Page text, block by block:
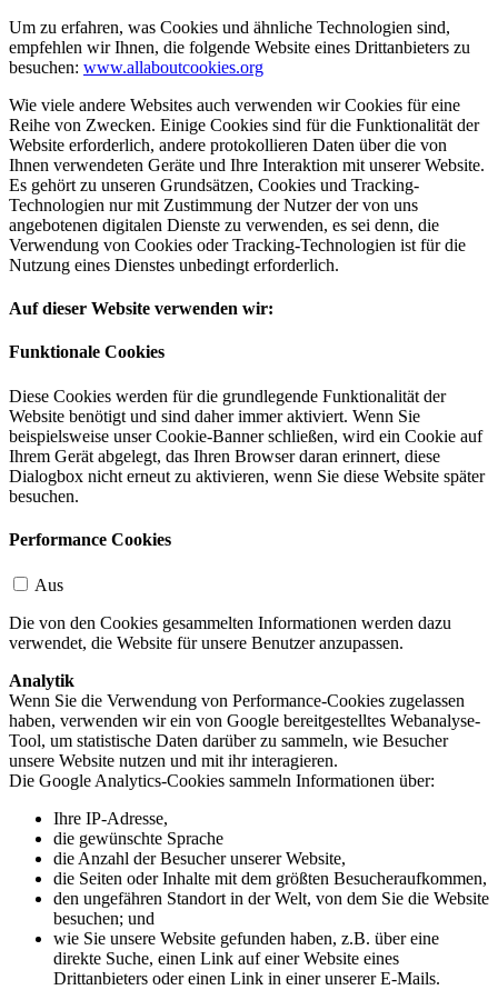
Um zu erfahren, was Cookies und ähnliche Technologien sind,
empfehlen wir Ihnen, die folgende Website eines Drittanbieters zu
besuchen: www.allaboutcookies.org
Wie viele andere Websites auch verwenden wir Cookies für eine
Reihe von Zwecken. Einige Cookies sind für die Funktionalität der
Website erforderlich, andere protokollieren Daten über die von
Ihnen verwendeten Geräte und Ihre Interaktion mit unserer Website.
Es gehört zu unseren Grundsätzen, Cookies und Tracking-
Technologien nur mit Zustimmung der Nutzer der von uns
angebotenen digitalen Dienste zu verwenden, es sei denn, die
Verwendung von Cookies oder Tracking-Technologien ist für die
Nutzung eines Dienstes unbedingt erforderlich.
Auf dieser Website verwenden wir:
Funktionale Cookies
Diese Cookies werden für die grundlegende Funktionalität der
Website benötigt und sind daher immer aktiviert. Wenn Sie
beispielsweise unser Cookie-Banner schließen, wird ein Cookie auf
Ihrem Gerät abgelegt, das Ihren Browser daran erinnert, diese
Dialogbox nicht erneut zu aktivieren, wenn Sie diese Website später
besuchen.
Performance Cookies
Aus
Die von den Cookies gesammelten Informationen werden dazu
verwendet, die Website für unsere Benutzer anzupassen.
Analytik
Wenn Sie die Verwendung von Performance-Cookies zugelassen
haben, verwenden wir ein von Google bereitgestelltes Webanalyse-
Tool, um statistische Daten darüber zu sammeln, wie Besucher
unsere Website nutzen und mit ihr interagieren.
Die Google Analytics-Cookies sammeln Informationen über:
Ihre IP-Adresse,
die gewünschte Sprache
die Anzahl der Besucher unserer Website,
die Seiten oder Inhalte mit dem größten Besucheraufkommen,
den ungefähren Standort in der Welt, von dem Sie die Website
besuchen; und
wie Sie unsere Website gefunden haben, z.B. über eine
direkte Suche, einen Link auf einer Website eines
Drittanbieters oder einen Link in einer unserer E-Mails.